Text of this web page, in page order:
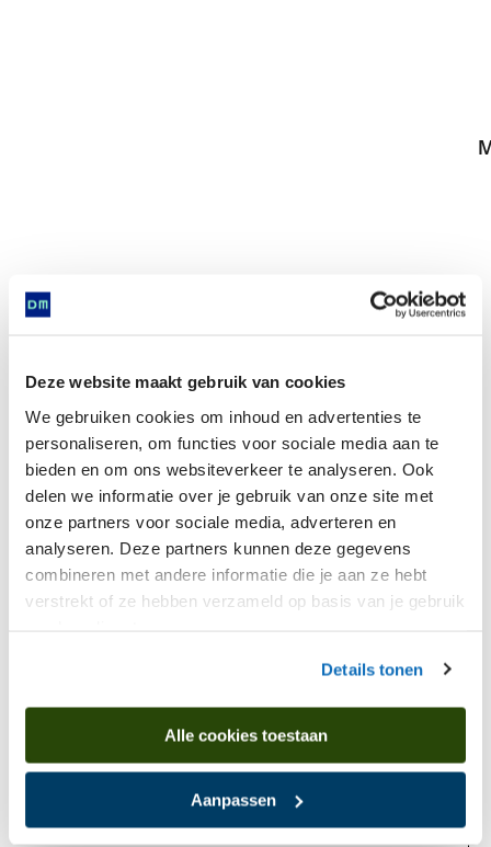
Deze website maakt gebruik van cookies
We gebruiken cookies om inhoud en advertenties te
personaliseren, om functies voor sociale media aan te
bieden en om ons websiteverkeer te analyseren. Ook
delen we informatie over je gebruik van onze site met
onze partners voor sociale media, adverteren en
analyseren. Deze partners kunnen deze gegevens
combineren met andere informatie die je aan ze hebt
verstrekt of ze hebben verzameld op basis van je gebruik
Details tonen
Alle cookies toestaan
Aanpassen
Golden ring with filigree decoration and inlaid
with garnet stone
Is found in
Now